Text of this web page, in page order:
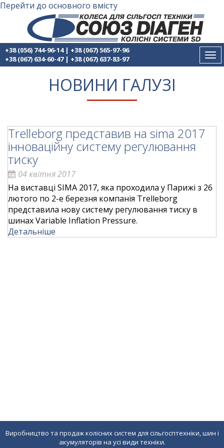
Перейти до основного вмісту
+38 (056) 744-96-14 | +38 (067) 565-97-96
+38 (067) 634-60-47 | +38 (067) 637-83-97
НОВИНИ ГАЛУЗІ
Trelleborg представив на sima 2017
інноваційну систему регулювання
тиску
04 квітня 2017
На виставці SIMA 2017, яка проходила у Парижі з 26
лютого по 2-е березня компанія Trelleborg
представила нову систему регулювання тиску в
шинах Variable Inflation Pressure.
Детальніше
Виробництво та продаж колісних систем для сільгосптехніки, шин і
акумуляторів на усі види техніки.